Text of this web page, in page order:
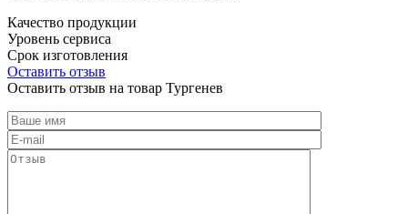
Качество продукции
Уровень сервиса
Срок изготовления
Оставить отзыв
Оставить отзыв на товар Тургенев